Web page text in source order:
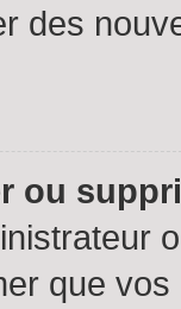
des
ou
que